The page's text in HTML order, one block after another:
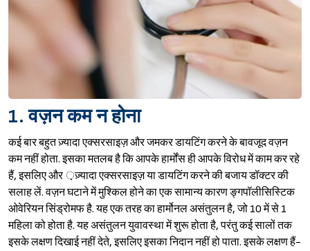
1. वज़न कम न होना
कई बार बहुत ज़्यादा एक्सरसाइज़ और जमकर डायटिंग करने के बावजूद वज़न
कम नहीं होता. इसका मतलब है कि आपके हार्मोंस ही आपके विरोध में काम कर रहे
हैं, इसलिए और ़ज़्यादा एक्सरसाइज़ या डायटिंग करने की बजाय डॉक्टर की
सलाह लें. वज़न घटाने में मुश्किल होने का एक सामान्य कारण ङ्गपॉलीसिस्टिक
ओवेरियन सिंड्रोमफ है. यह एक तरह का हार्मोनल असंतुलन है, जो 10 में से 1
महिला को होता है. यह असंतुलन युवावस्था में शुरू होता है, परंतु कई सालों तक
इसके लक्षण दिखाई नहीं देते, इसलिए इसका निदान नहीं हो पाता. इसके लक्षण हैं-